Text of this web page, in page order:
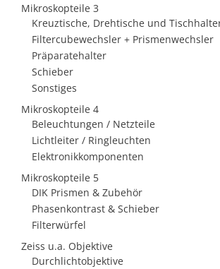
Mikroskopteile 3
Kreuztische, Drehtische und
Filtercubewechsler + Prismenwechsler
Präparatehalter
Schieber
Sonstiges
Mikroskopteile 4
Beleuchtungen / Netzteile
Lichtleiter / Ringleuchten
Elektronikkomponenten
Mikroskopteile 5
DIK Prismen & Zubehör
Phasenkontrast & Schieber
Filterwürfel
Zeiss u.a. Objektive
Durchlichtobjektive